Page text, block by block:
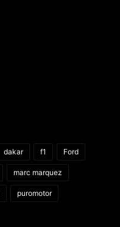
dakar f1 Ford
marc marquez
puromotor